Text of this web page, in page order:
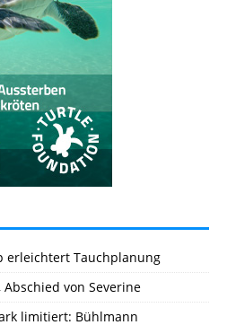
erleichtert Tauchplanung
von Severine
limitiert: Bühlmann